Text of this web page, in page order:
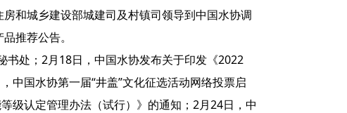
和城乡建设部城建司及村镇司领导到中国水协调
推荐公告。
处；2月18日，中国水协发布关于印发《2022
中国水协第一届“井盖”文化征选活动网络投票启
级认定管理办法（试行）》的通知；2月24日，中